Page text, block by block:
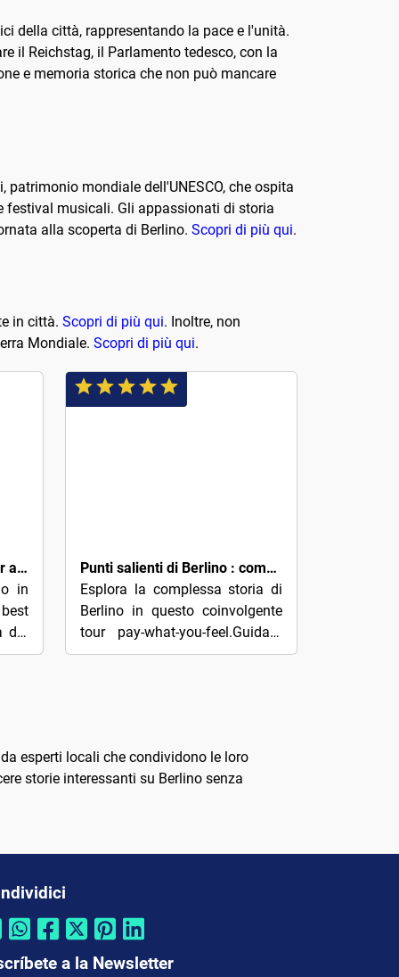
della città, rappresentando la pace e l'unità.
il Reichstag, il Parlamento tedesco, con la
e memoria storica che non può mancare
mondiale dell'UNESCO, che ospita
festival musicali. Gli appassionati di storia
alla scoperta di Berlino. Scopri di più qui.
in città. Scopri di più qui. Inoltre, non
Mondiale. Scopri di più qui.
Nel cuore di Berlino: un tour audio autoguidato
in
dal
Punti salienti di Berlino : compresi i siti della seconda guerra mondiale e della guerra fredda
Esplora la complessa storia di
Berlino in questo coinvolgente
tour pay-what-you-feel.Guidato
da guide locali appassionate,
esperti locali che condividono le loro
storie interessanti su Berlino senza
a la Newsletter